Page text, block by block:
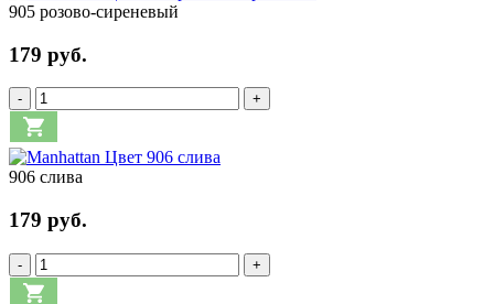
905 розово-сиреневый
179 руб.
- +
906 слива
179 руб.
- +